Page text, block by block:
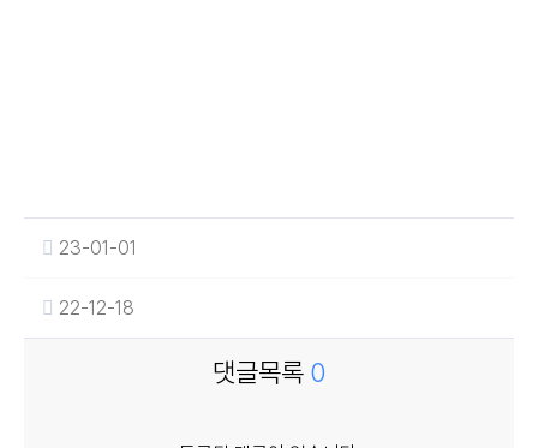
23-01-01
22-12-18
댓글목록 0